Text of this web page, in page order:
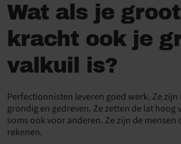
Wat als je
kracht ook je
valkuil is?
Perfectionnisten leveren goed werk. Ze
grondig en gedreven. Ze zetten de lat hoog
soms ook voor anderen. Ze zijn de mensen
rekenen.